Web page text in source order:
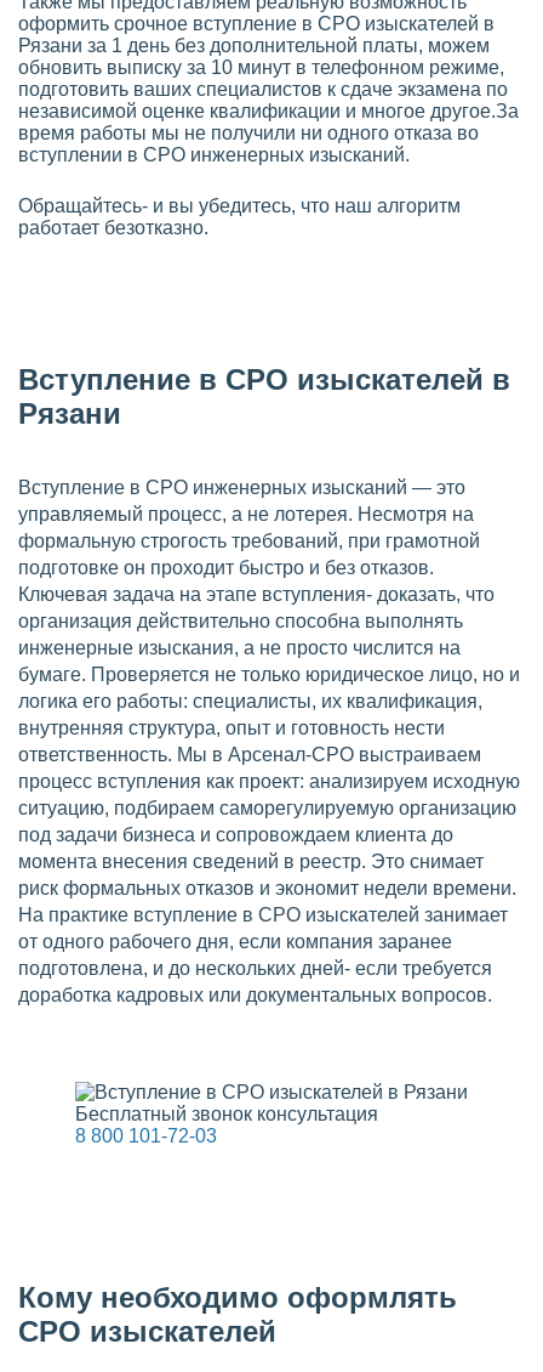
оформить срочное вступление в СРО изыскателей в
Рязани за 1 день без дополнительной платы, можем
обновить выписку за 10 минут в телефонном режиме,
подготовить ваших специалистов к сдаче экзамена по
независимой оценке квалификации и многое другое.За
время работы мы не получили ни одного отказа во
вступлении в СРО инженерных изысканий.
Обращайтесь- и вы убедитесь, что наш алгоритм
работает безотказно.
Вступление в СРО изыскателей в
Рязани
Бесплатный звонок консультация
8 800 101-72-03
Вступление в СРО инженерных изысканий — это
управляемый процесс, а не лотерея. Несмотря на
формальную строгость требований, при грамотной
подготовке он проходит быстро и без отказов.
Ключевая задача на этапе вступления- доказать, что
организация действительно способна выполнять
инженерные изыскания, а не просто числится на
бумаге. Проверяется не только юридическое лицо, но и
логика его работы: специалисты, их квалификация,
внутренняя структура, опыт и готовность нести
ответственность. Мы в Арсенал-СРО выстраиваем
процесс вступления как проект: анализируем исходную
ситуацию, подбираем саморегулируемую организацию
под задачи бизнеса и сопровождаем клиента до
момента внесения сведений в реестр. Это снимает
риск формальных отказов и экономит недели времени.
На практике вступление в СРО изыскателей занимает
от одного рабочего дня, если компания заранее
подготовлена, и до нескольких дней- если требуется
доработка кадровых или документальных вопросов.
Кому необходимо оформлять
СРО изыскателей